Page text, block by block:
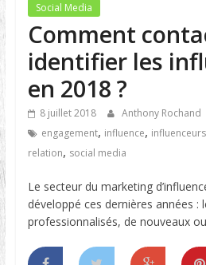
Social Media
Comment
identifier les
en 2018 ?
8 juillet 2018 Anthony Rochand
engagement, influence, influenceurs
relation, social media
Le secteur du marketing
développé ces dernières années :
professionnalisés, de nouveaux